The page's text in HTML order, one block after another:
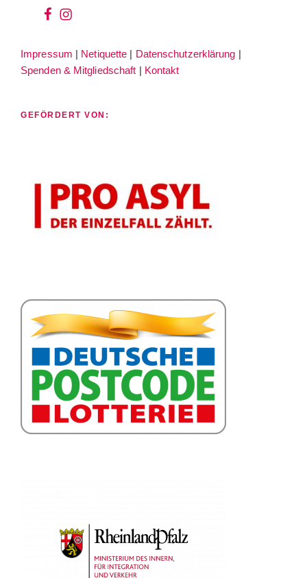
wir
facebook
wir
instagram
Impressum | Netiquette | Datenschutzerklärung |
Spenden & Mitgliedschaft | Kontakt
GEFÖRDERT VON: